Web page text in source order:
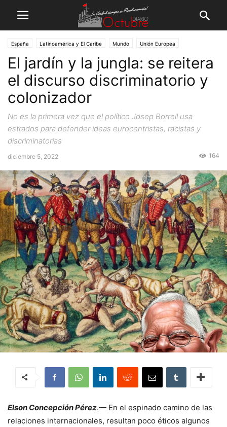
España Latinoamérica y El Caribe Mundo Unión Europea
El jardín y la jungla: se reitera
el discurso discriminatorio y
colonizador
No es la primera vez que el político Josep Borrell usa
estrados para defender ideas eurocentristas, racistas y
discriminatorias
diciembre 5, 2022 164
Elson Concepción Pérez.— En el espinado camino de las
relaciones internacionales, resultan poco éticos algunos